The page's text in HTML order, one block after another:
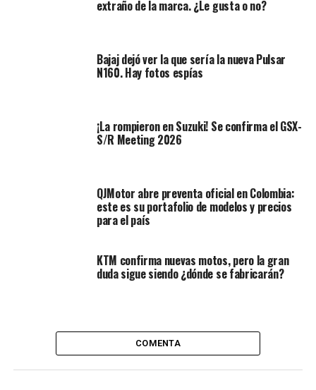
del modelo actual que la mezcla con aire.
posiciona en cada lateral, por lo que entendemos que la
refrigeración será mayor, así mismo,
extraño de la marca. ¿Le gusta o no?
Bajaj dejó ver la que sería la nueva Pulsar
N160. Hay fotos espías
¡La rompieron en Suzuki! Se confirma el GSX-
S/R Meeting 2026
QJMotor abre preventa oficial en Colombia:
este es su portafolio de modelos y precios
para el país
KTM confirma nuevas motos, pero la gran
duda sigue siendo ¿dónde se fabricarán?
COMENTA